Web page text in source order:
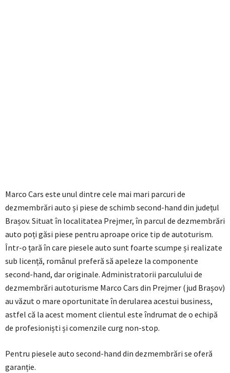
Marco Cars este unul dintre cele mai mari parcuri de
dezmembrări auto și piese de schimb second-hand din județul
Brașov. Situat în localitatea Prejmer, în parcul de dezmembrări
auto poți găsi piese pentru aproape orice tip de autoturism.
Într-o țară în care piesele auto sunt foarte scumpe și realizate
sub licență, românul preferă să apeleze la componente
second-hand, dar originale. Administratorii parculului de
dezmembrări autoturisme Marco Cars din Prejmer (jud Brașov)
au văzut o mare oportunitate în derularea acestui business,
astfel că la acest moment clientul este îndrumat de o echipă
de profesioniști și comenzile curg non-stop.
Pentru piesele auto second-hand din dezmembrări se oferă
garanție.